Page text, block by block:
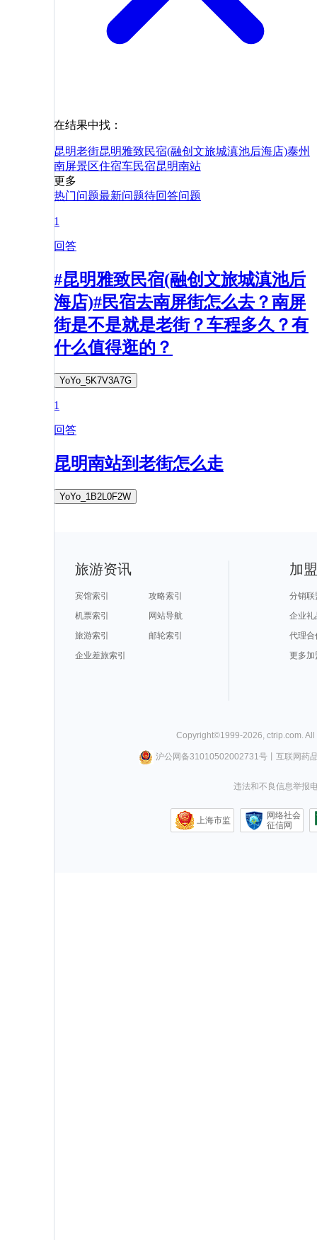
在结果中找：
昆明老街昆明雅致民宿(融创文旅城滇池后海店)泰州
南屏景区住宿车民宿昆明南站
更多
热门问题最新问题待回答问题
1
回答
#昆明雅致民宿(融创文旅城滇池后
海店)#民宿去南屏街怎么去？南屏
街是不是就是老街？车程多久？有
什么值得逛的？
YoYo_5K7V3A7G
1
回答
昆明南站到老街怎么走
YoYo_1B2L0F2W
旅游资讯
宾馆索引
攻略索引
机票索引
网站导航
旅游索引
邮轮索引
企业差旅索引
加
分销联
企业礼
代理合
更多加
Copyright©1999-2026 ctrip.com .
沪公网备31010502002731号丨 互联网药
违法和不良信息举报
上海市监
网络社会
征信网